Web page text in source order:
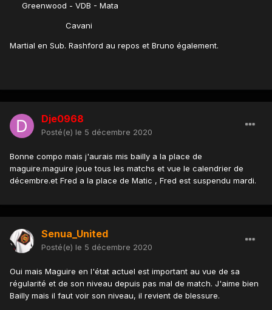
Greenwood - VDB - Mata
Cavani
Martial en Sub. Rashford au repos et Bruno également.
Dje0968
Posté(e) le 5 décembre 2020
Bonne compo mais j'aurais mis bailly a la place de
maguire.maguire joue tous les matchs et vue le calendrier de
décembre.et Fred a la place de Matic , Fred est suspendu mardi.
Senua_United
Posté(e) le 5 décembre 2020
Oui mais Maguire en l'état actuel est important au vue de sa
régularité et de son niveau depuis pas mal de match. J'aime bien
Bailly mais il faut voir son niveau, il revient de blessure.